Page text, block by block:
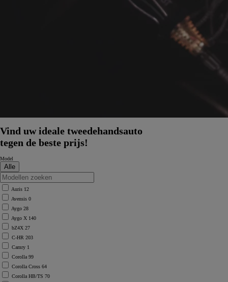
Vind uw ideale tweedehandsauto
tegen de beste prijs!
Model
Auris 12
Avensis 0
Aygo 28
Aygo X 140
bZ4X 27
C-HR 203
Camry 1
Corolla 99
Corolla Cross 64
Corolla HB/TS 70